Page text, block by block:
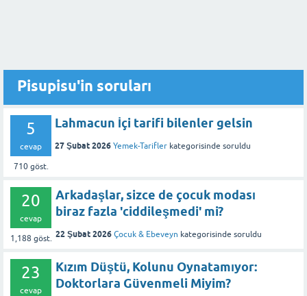
Pisupisu'in soruları
5
cevap
710göst.
Lahmacun İçi tarifi bilenler gelsin
27 Şubat 2026 Yemek-Tarifler kategorisinde soruldu
20
cevap
1,188 göst.
Arkadaşlar, sizce de çocuk modası
biraz fazla 'ciddileşmedi' mi?
22 Şubat 2026 Çocuk & Ebeveyn kategorisinde soruldu
23
cevap
Kızım Düştü, Kolunu Oynatamıyor:
Doktorlara Güvenmeli Miyim?